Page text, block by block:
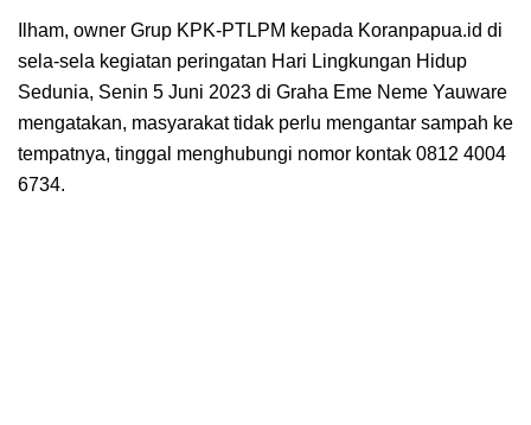
Ilham, owner Grup KPK-PTLPM kepada Koranpapua.id di
sela-sela kegiatan peringatan Hari Lingkungan Hidup
Sedunia, Senin 5 Juni 2023 di Graha Eme Neme Yauware
mengatakan, masyarakat tidak perlu mengantar sampah ke
tempatnya, tinggal menghubungi nomor kontak 0812 4004
6734.